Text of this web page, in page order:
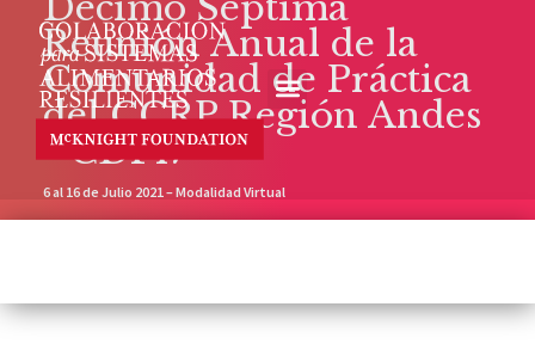
Reunión Anual de la
Comunidad de Práctica
del CCRP Región Andes
- CDP17
6 al 16 de Julio 2021 – Modalidad Virtual